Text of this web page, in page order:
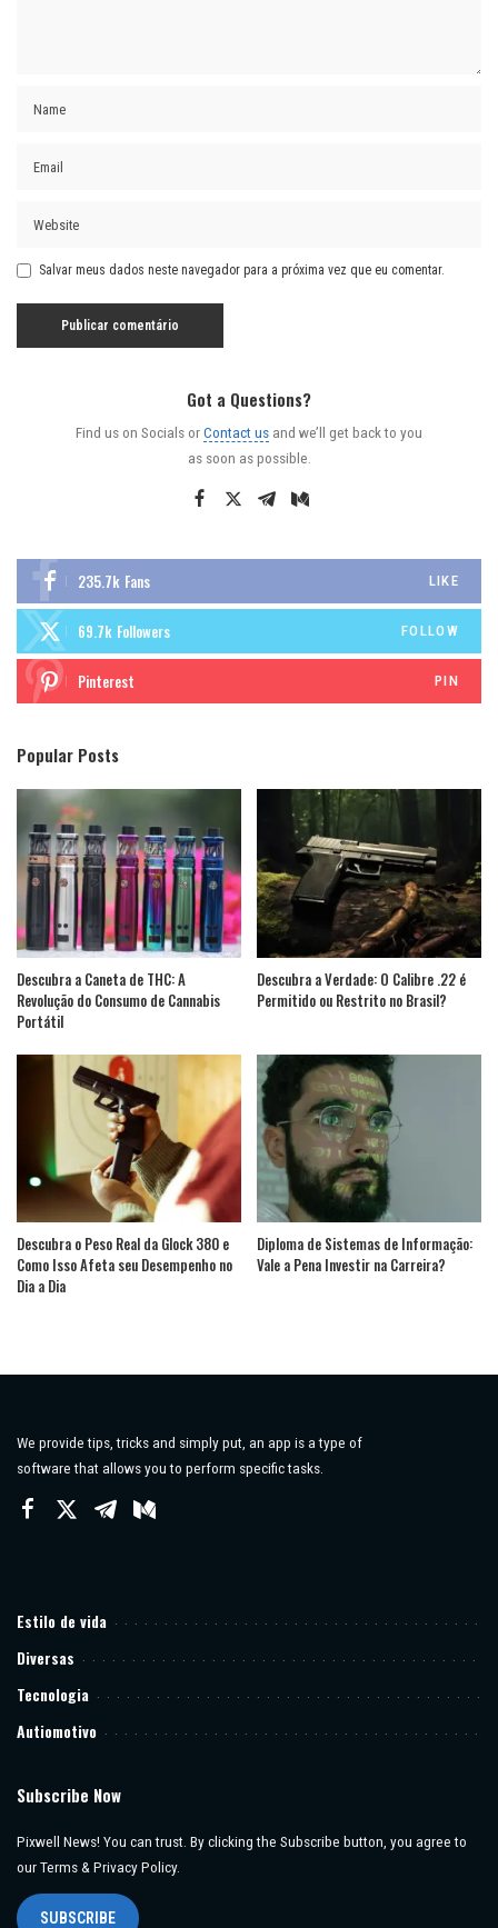
Salvar meus dados neste navegador para a próxima vez que eu comentar.
Got a Questions?
Find us on Socials orContact us and we’ll get back to you
as soon as possible.
235.7k Fans LIKE
69.7k Followers FOLLOW
Pinterest PIN
Popular Posts
Descubra a Caneta de THC: A
Revolução do Consumo de Cannabis
Portátil
Descubra a Verdade: O Calibre .22 é
Permitido ou Restrito no Brasil?
Descubra o Peso Real da Glock 380 e
Como Isso Afeta seu Desempenho no
Dia a Dia
Diploma de Sistemas de Informação:
Vale a Pena Investir na Carreira?
We provide tips, tricks and simply put, an app is a type of
software that allows you to perform specific tasks.
Estilo de vida
Diversas
Tecnologia
Autiomotivo
Subscribe Now
Pixwell News! You can trust. By clicking the Subscribe button, you agree to
our Terms & Privacy Policy.
SUBSCRIBE